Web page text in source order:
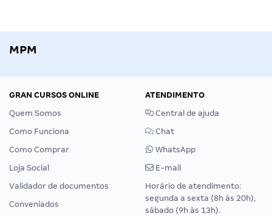
MPM
GRAN CURSOS ONLINE
Quem Somos
Como Funciona
Como Comprar
Loja Social
Validador de documentos
Conveniados
ATENDIMENTO
Central de ajuda
Chat
WhatsApp
E-mail
Horário de atendimento:
segunda a sexta (8h às 20h),
sábado (9h às 13h).